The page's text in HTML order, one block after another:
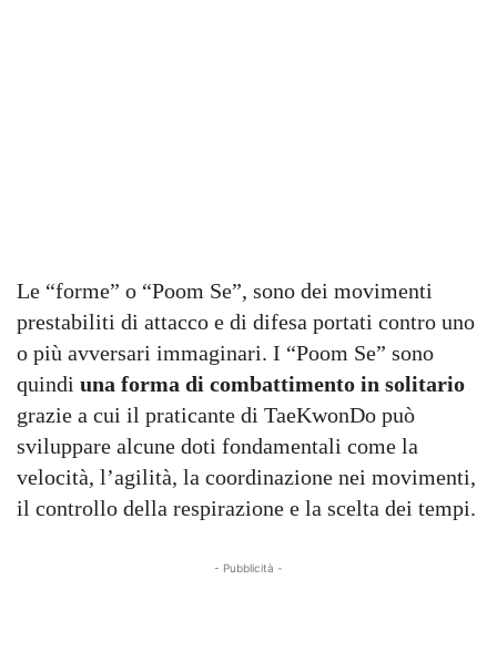
Le “forme” o “Poom Se”, sono dei movimenti
prestabiliti di attacco e di difesa portati contro uno
o più avversari immaginari. I “Poom Se” sono
quindi una forma di combattimento in solitario
grazie a cui il praticante di TaeKwonDo può
sviluppare alcune doti fondamentali come la
velocità, l’agilità, la coordinazione nei movimenti,
il controllo della respirazione e la scelta dei tempi.
- Pubblicità -